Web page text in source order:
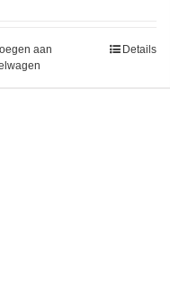
aan
Details